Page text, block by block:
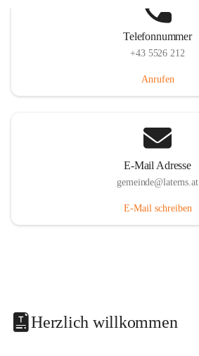
Telefonnummer
+43 5526 212
Anrufen
E-Mail Adresse
gemeinde@laterns.at
E-Mail schreiben
Herzlich willkommen